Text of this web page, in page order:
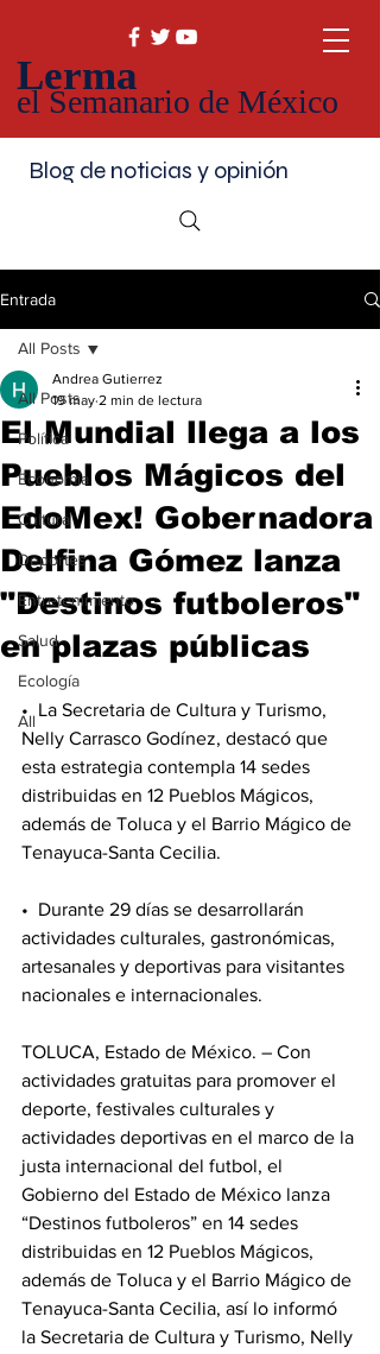
Lerma
el Semanario de México
Blog de noticias y opinión
Entrada
All Posts
Política
Economía
Cultura
Deportes
Entretenimiento
Salud
Ecología
All
All Posts
El Mundial llega a los
Pueblos Mágicos del
EdoMex! Gobernadora
Delfina Gómez lanza
"Destinos futboleros"
en plazas públicas
Andrea Gutierrez
19 may 2 min de lectura
•⁠  ⁠La Secretaria de Cultura y Turismo,
Nelly Carrasco Godínez, destacó que
esta estrategia contempla 14 sedes
distribuidas en 12 Pueblos Mágicos,
además de Toluca y el Barrio Mágico de
Tenayuca-Santa Cecilia.
•⁠  ⁠Durante 29 días se desarrollarán
actividades culturales, gastronómicas,
artesanales y deportivas para visitantes
nacionales e internacionales.
TOLUCA, Estado de México. – Con
actividades gratuitas para promover el
deporte, festivales culturales y
actividades deportivas en el marco de la
justa internacional del futbol, el
Gobierno del Estado de México lanza
“Destinos futboleros” en 14 sedes
distribuidas en 12 Pueblos Mágicos,
además de Toluca y el Barrio Mágico de
Tenayuca-Santa Cecilia, así lo informó
la Secretaria de Cultura y Turismo, Nelly